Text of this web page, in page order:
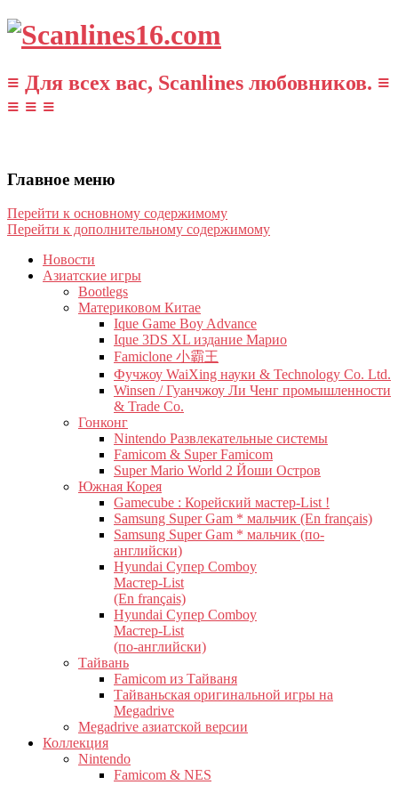
≡ Для всех вас, Scanlines любовников. ≡
≡ ≡ ≡
Главное меню
Перейти к основному содержимому
Перейти к дополнительному содержимому
Новости
Азиатские игры
Bootlegs
Материковом Китае
Ique Game Boy Advance
Ique 3DS XL издание Марио
Famiclone 小霸王
Фучжоу WaiXing науки & Technology Co. Ltd.
Winsen / Гуанчжоу Ли Ченг промышленности
& Trade Co.
Гонконг
Nintendo Развлекательные системы
Famicom & Super Famicom
Super Mario World 2 Йоши Остров
Южная Корея
Gamecube : Корейский мастер-List !
Samsung Super Gam * мальчик (En français)
Samsung Super Gam * мальчик (по-
английски)
Hyundai Супер Comboy
Мастер-List
(En français)
Hyundai Супер Comboy
Мастер-List
(по-английски)
Тайвань
Famicom из Тайваня
Тайваньская оригинальной игры на
Megadrive
Megadrive азиатской версии
Коллекция
Nintendo
Famicom & NES